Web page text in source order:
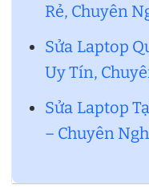
Rẻ, Chuyên
Sửa Laptop
Uy Tín,
Sửa Laptop
– Chuyên